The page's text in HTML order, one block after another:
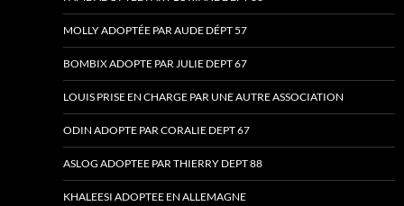
MOLLY ADOPTÉE PAR AUDE DÉPT 57
BOMBIX ADOPTE PAR JULIE DEPT 67
LOUIS PRISE EN CHARGE PAR UNE AUTRE ASSOCIATION
ODIN ADOPTE PAR CORALIE DEPT 67
ASLOG ADOPTEE PAR THIERRY DEPT 88
KHALEESI ADOPTEE EN ALLEMAGNE